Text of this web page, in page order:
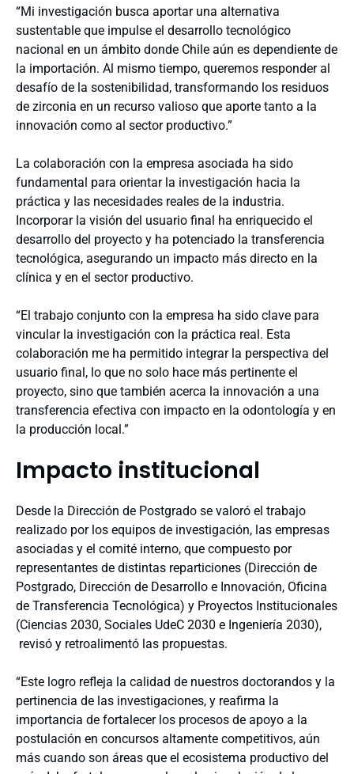
“Mi investigación busca aportar una alternativa
sustentable que impulse el desarrollo tecnológico
nacional en un ámbito donde Chile aún es dependiente de
la importación. Al mismo tiempo, queremos responder al
desafío de la sostenibilidad, transformando los residuos
de zirconia en un recurso valioso que aporte tanto a la
innovación como al sector productivo.”
La colaboración con la empresa asociada ha sido
fundamental para orientar la investigación hacia la
práctica y las necesidades reales de la industria.
Incorporar la visión del usuario final ha enriquecido el
desarrollo del proyecto y ha potenciado la transferencia
tecnológica, asegurando un impacto más directo en la
clínica y en el sector productivo.
“El trabajo conjunto con la empresa ha sido clave para
vincular la investigación con la práctica real. Esta
colaboración me ha permitido integrar la perspectiva del
usuario final, lo que no solo hace más pertinente el
proyecto, sino que también acerca la innovación a una
transferencia efectiva con impacto en la odontología y en
la producción local.”
Impacto institucional
Desde la Dirección de Postgrado se valoró el trabajo
realizado por los equipos de investigación, las empresas
asociadas y el comité interno, que compuesto por
representantes de distintas reparticiones (Dirección de
Postgrado, Dirección de Desarrollo e Innovación, Oficina
de Transferencia Tecnológica) y Proyectos Institucionales
(Ciencias 2030, Sociales UdeC 2030 e Ingeniería 2030),
revisó y retroalimentó las propuestas.
“Este logro refleja la calidad de nuestros doctorandos y la
pertinencia de las investigaciones, y reafirma la
importancia de fortalecer los procesos de apoyo a la
postulación en concursos altamente competitivos, aún
más cuando son áreas que el ecosistema productivo del